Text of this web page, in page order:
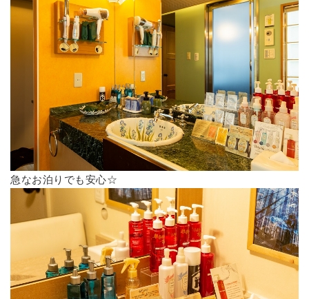
急なお泊りでも安心☆